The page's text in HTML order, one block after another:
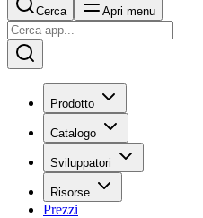
Cerca Apri menu
Prodotto
Catalogo
Sviluppatori
Risorse
Prezzi